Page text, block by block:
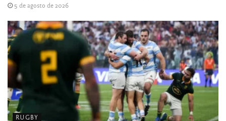
5 de agosto de 2026
RUGBY